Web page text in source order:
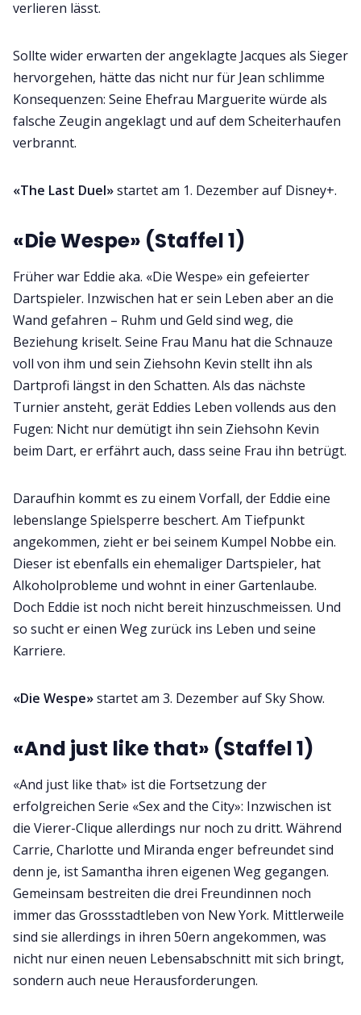
verlieren lässt.
Sollte wider erwarten der angeklagte Jacques als Sieger
hervorgehen, hätte das nicht nur für Jean schlimme
Konsequenzen: Seine Ehefrau Marguerite würde als
falsche Zeugin angeklagt und auf dem Scheiterhaufen
verbrannt.
«The Last Duel»startet am 1. Dezember auf Disney+.
«Die Wespe» (Staffel 1)
Früher war Eddie aka. «Die Wespe» ein gefeierter
Dartspieler. Inzwischen hat er sein Leben aber an die
Wand gefahren – Ruhm und Geld sind weg, die
Beziehung kriselt. Seine Frau Manu hat die Schnauze
voll von ihm und sein Ziehsohn Kevin stellt ihn als
Dartprofi längst in den Schatten. Als das nächste
Turnier ansteht, gerät Eddies Leben vollends aus den
Fugen: Nicht nur demütigt ihn sein Ziehsohn Kevin
beim Dart, er erfährt auch, dass seine Frau ihn betrügt.
Daraufhin kommt es zu einem Vorfall, der Eddie eine
lebenslange Spielsperre beschert. Am Tiefpunkt
angekommen, zieht er bei seinem Kumpel Nobbe ein.
Dieser ist ebenfalls ein ehemaliger Dartspieler, hat
Alkoholprobleme und wohnt in einer Gartenlaube.
Doch Eddie ist noch nicht bereit hinzuschmeissen. Und
so sucht er einen Weg zurück ins Leben und seine
Karriere.
«Die Wespe»startet am 3. Dezember auf Sky Show.
«And just like that» (Staffel 1)
«And just like that» ist die Fortsetzung der
erfolgreichen Serie «Sex and the City»: Inzwischen ist
die Vierer-Clique allerdings nur noch zu dritt. Während
Carrie, Charlotte und Miranda enger befreundet sind
denn je, ist Samantha ihren eigenen Weg gegangen.
Gemeinsam bestreiten die drei Freundinnen noch
immer das Grossstadtleben von New York. Mittlerweile
sind sie allerdings in ihren 50ern angekommen, was
nicht nur einen neuen Lebensabschnitt mit sich bringt,
sondern auch neue Herausforderungen.